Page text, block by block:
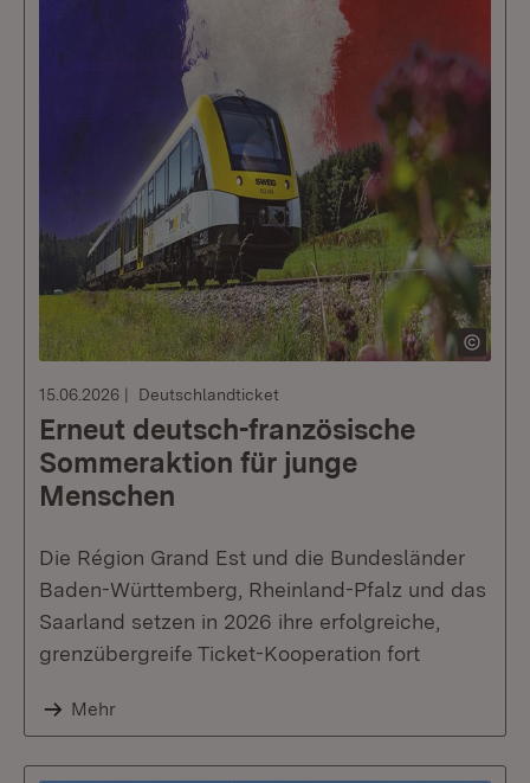
15.06.2026 Deutschlandticket
Erneut deutsch-französische
Sommeraktion für junge
Menschen
Die Région Grand Est und die Bundesländer
Baden-Württemberg, Rheinland-Pfalz und das
Saarland setzen in 2026 ihre erfolgreiche,
grenzübergreife Ticket-Kooperation fort
Mehr